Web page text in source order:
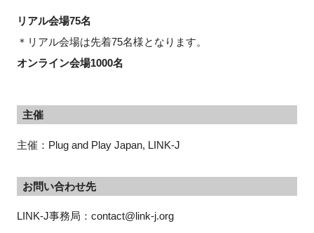
リアル会場75名
＊リアル会場は先着75名様となります。
オンライン会場1000名
主催
主催：Plug and Play Japan, LINK-J
お問い合わせ先
LINK-J事務局：contact@link-j.org